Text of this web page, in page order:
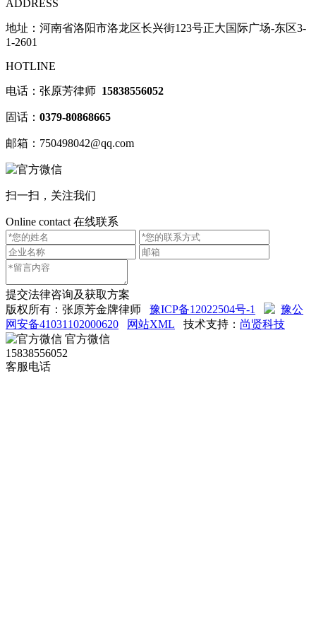
ADDRESS
地址：河南省洛阳市洛龙区长兴街123号正大国际广场-东区3-
1-2601
HOTLINE
电话：张原芳律师 15838556052
固话： 0379-80868665
邮箱：750498042@qq.com
扫一扫，关注我们
Online contact 在线联系
提交法律咨询及获取方案
版权所有：张原芳金牌律师 豫ICP备12022504号-1
豫公
网安备41031102000620
网站XML 技术支持： 尚贤科技
官方微信
15838556052
客服电话